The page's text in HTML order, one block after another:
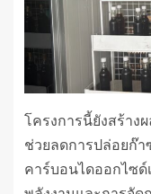
โครงการนี้ยังสร้างผ
ช่วยลดการปล่อยก๊า
คาร์บอนไดออกไซด์